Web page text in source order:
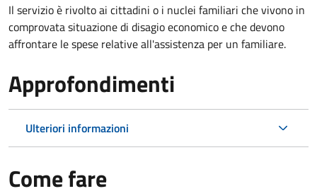
Il servizio è rivolto ai cittadini o i nuclei familiari che vivono in
comprovata situazione di disagio economico e che devono
affrontare le spese relative all'assistenza per un familiare.
Approfondimenti
Ulteriori informazioni
Come fare